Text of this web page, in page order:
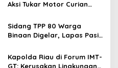
Aksi Tukar Motor Curian
Diamankan
Sidang TPP 80 Warga
Binaan Digelar, Lapas Pasir
Berikan Layanan Integrasi
Transparan dan Gratis
Kapolda Riau di Forum IMT-
GT: Kerusakan Lingkungan